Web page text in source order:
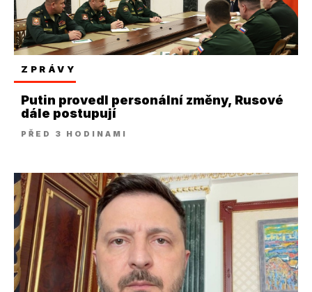
ZPRÁVY
Putin provedl personální změny, Rusové
dále postupují
PŘED 3 HODINAMI